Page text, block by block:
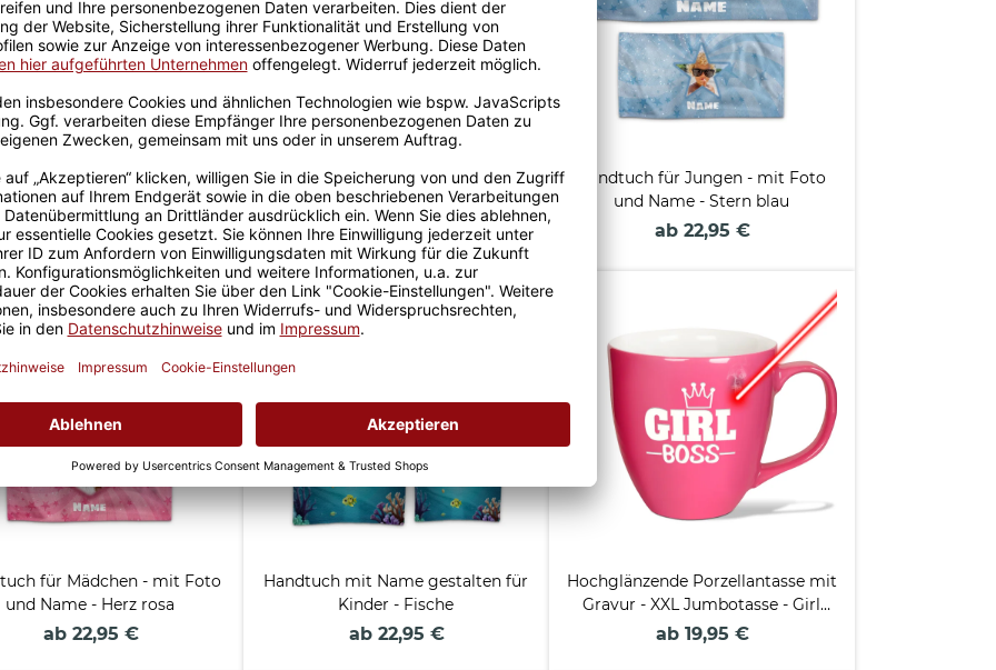
Frühstücksbrett mit
Einmaleins und Name
ab 12,95 €
Graviertes Trinkglas mit Name
und Spruch - Du bist wunderbar
ab 15,95 €
Handtuch für Jungen - mit Foto
und Name - Stern blau
ab 22,95 €
für Mädchen - mit Foto
und Name - Herz rosa
ab 22,95 €
Handtuch mit Name gestalten für
Kinder - Fische
ab 22,95 €
Hochglänzende Porzellantasse mit
Gravur - XXL Jumbotasse - Girl
BOSS - Glossy Effect
ab 19,95 €